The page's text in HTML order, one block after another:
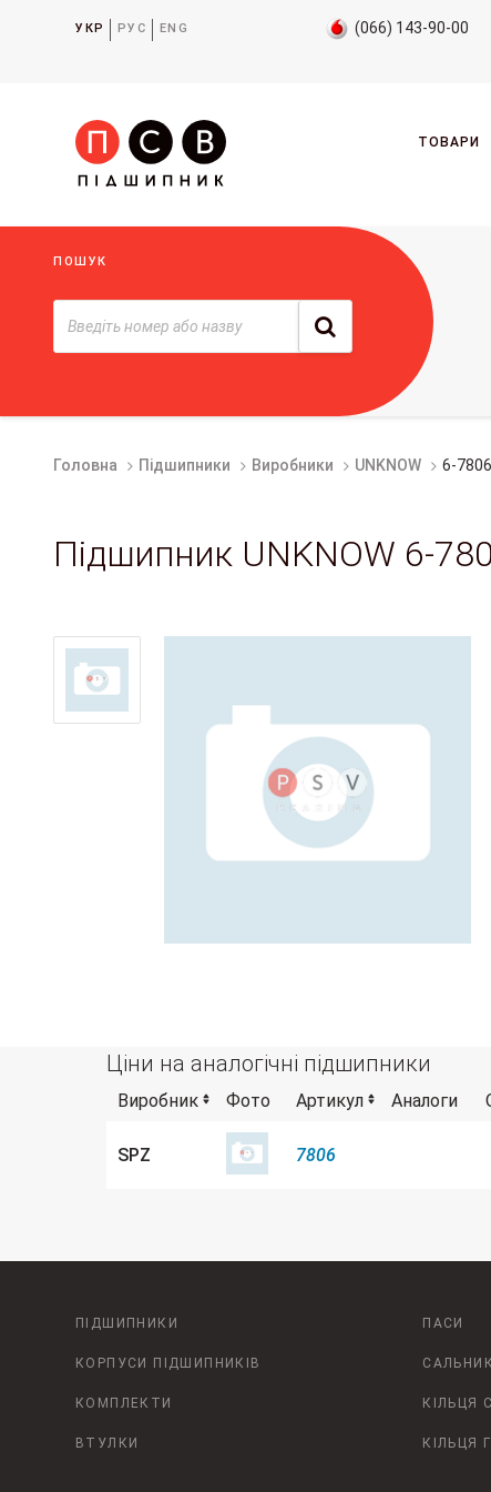
УКР РУС ENG (066) 143-90-00
ТОВАРИ
ПОШУК
Головна Підшипники Виробники UNKNOW 6-7806
Підшипник UNKNOW 6-
Ціни на аналогічні підшипники
Виробник Фото Артикул Аналоги
SPZ 7806
ПІДШИПНИКИ
КОРПУСИ ПІДШИПНИКІВ
КОМПЛЕКТИ
ВТУЛКИ
ПАСИ
КІЛЬЦЯ
КІЛЬЦЯ